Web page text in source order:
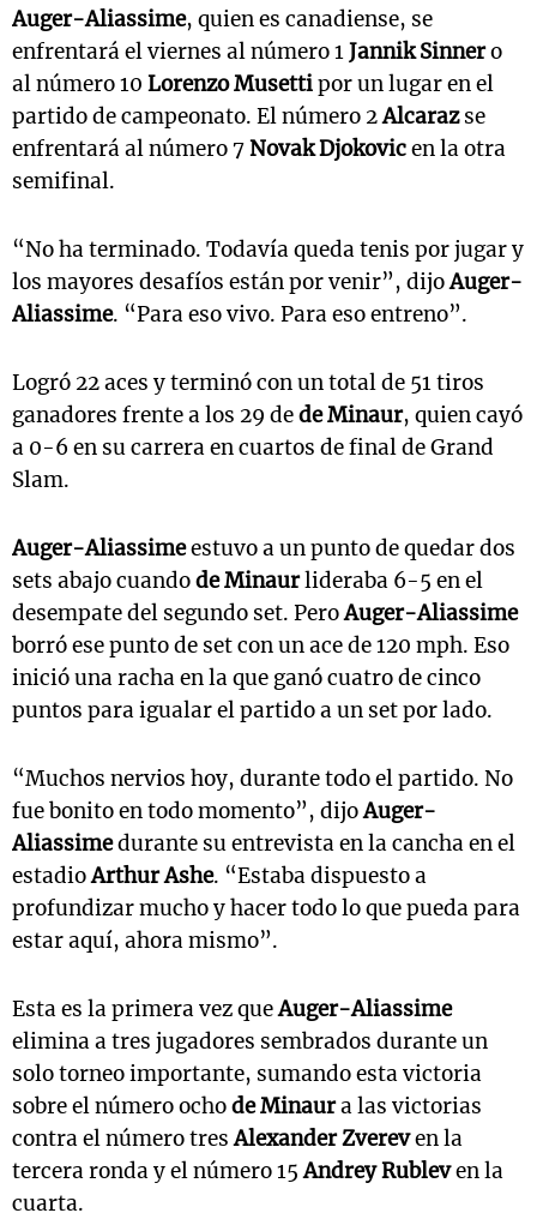
Auger-Aliassime, quien es canadiense, se
enfrentará el viernes al número 1Jannik Sinnero
al número 10 Lorenzo Musettipor un lugar en el
partido de campeonato. El número 2Alcarazse
enfrentará al número 7Novak Djokovicen la otra
semifinal.
“No ha terminado. Todavía queda tenis por jugar y
los mayores desafíos están por venir”, dijoAuger-
Aliassime. “Para eso vivo. Para eso entreno”.
Logró 22 aces y terminó con un total de 51 tiros
ganadores frente a los 29 dede Minaur, quien cayó
a 0-6 en su carrera en cuartos de final de Grand
Slam.
Auger-Aliassimeestuvo a un punto de quedar dos
sets abajo cuandode Minaurlideraba 6-5 en el
desempate del segundo set. PeroAuger-Aliassime
borró ese punto de set con un ace de 120 mph. Eso
inició una racha en la que ganó cuatro de cinco
puntos para igualar el partido a un set por lado.
“Muchos nervios hoy, durante todo el partido. No
fue bonito en todo momento”, dijoAuger-
Aliassimedurante su entrevista en la cancha en el
estadioArthur Ashe. “Estaba dispuesto a
profundizar mucho y hacer todo lo que pueda para
estar aquí, ahora mismo”.
Esta es la primera vez queAuger-Aliassime
elimina a tres jugadores sembrados durante un
solo torneo importante, sumando esta victoria
sobre el número ochode Minaura las victorias
contra el número tresAlexander Zvereven la
tercera ronda y el número 15Andrey Rubleven la
cuarta.